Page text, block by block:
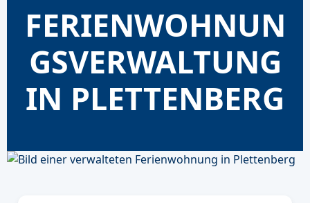
FERIENWOHNUN
GSVERWALTUNG
IN PLETTENBERG